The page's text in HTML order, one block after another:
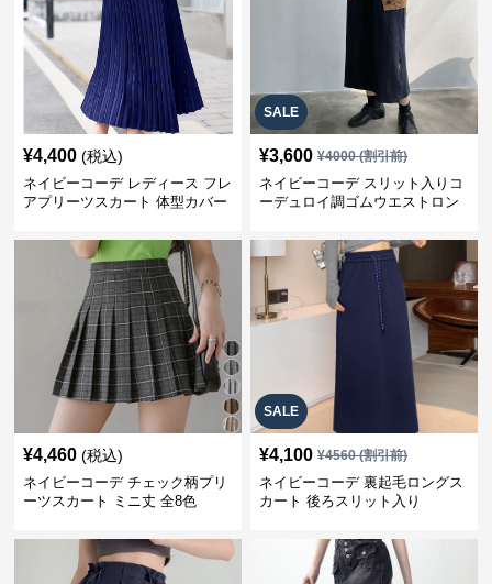
¥4,400 (税込)
ネイビーコーデ レディース フレ
アプリーツスカート 体型カバー
ト
SALE
¥3,600 ¥4000(割引前)
ネイビーコーデ スリット入りコ
ーデュロイ調ゴムウエストロン
¥4,460 (税込)
ネイビーコーデ チェック柄プリ
ーツスカート ミニ丈 全8色
SALE
¥4,100 ¥4560(割引前)
ネイビーコーデ 裏起毛ロングス
カート 後ろスリット入り